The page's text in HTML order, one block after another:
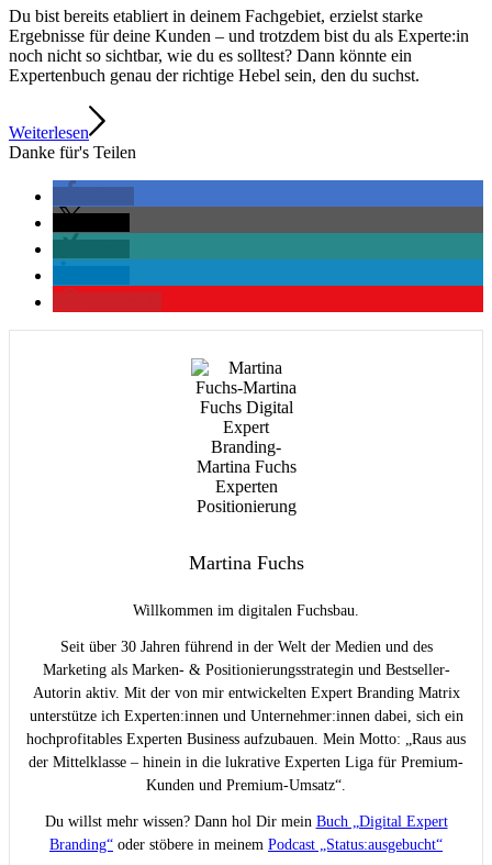
Du bist bereits etabliert in deinem Fachgebiet, erzielst starke
Ergebnisse für deine Kunden – und trotzdem bist du als Experte:in
noch nicht so sichtbar, wie du es solltest? Dann könnte ein
Expertenbuch genau der richtige Hebel sein, den du suchst.
Weiterlesen
Danke für's Teilen
Martina Fuchs
Willkommen im digitalen Fuchsbau.
Seit über 30 Jahren führend in der Welt der Medien und des
Marketing als Marken- & Positionierungsstrategin und Bestseller-
Autorin aktiv. Mit der von mir entwickelten Expert Branding Matrix
unterstütze ich Experten:innen und Unternehmer:innen dabei, sich ein
hochprofitables Experten Business aufzubauen. Mein Motto: „Raus aus
der Mittelklasse – hinein in die lukrative Experten Liga für Premium-
Kunden und Premium-Umsatz“.
Du willst mehr wissen? Dann hol Dir mein Buch „Digital Expert
Branding“ oder stöbere in meinem Podcast „Status:ausgebucht“